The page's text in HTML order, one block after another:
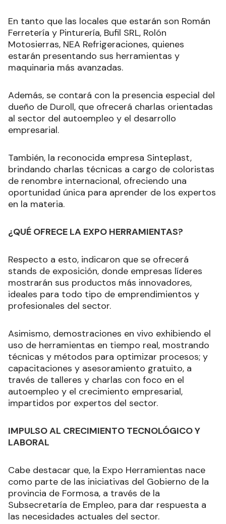
En tanto que las locales que estarán son Román
Ferretería y Pinturería, Bufil SRL, Rolón
Motosierras, NEA Refrigeraciones, quienes
estarán presentando sus herramientas y
maquinaria más avanzadas.
Además, se contará con la presencia especial del
dueño de Duroll, que ofrecerá charlas orientadas
al sector del autoempleo y el desarrollo
empresarial.
También, la reconocida empresa Sinteplast,
brindando charlas técnicas a cargo de coloristas
de renombre internacional, ofreciendo una
oportunidad única para aprender de los expertos
en la materia.
¿QUÉ OFRECE LA EXPO HERRAMIENTAS?
Respecto a esto, indicaron que se ofrecerá
stands de exposición, donde empresas líderes
mostrarán sus productos más innovadores,
ideales para todo tipo de emprendimientos y
profesionales del sector.
Asimismo, demostraciones en vivo exhibiendo el
uso de herramientas en tiempo real, mostrando
técnicas y métodos para optimizar procesos; y
capacitaciones y asesoramiento gratuito, a
través de talleres y charlas con foco en el
autoempleo y el crecimiento empresarial,
impartidos por expertos del sector.
IMPULSO AL CRECIMIENTO TECNOLÓGICO Y
LABORAL
Cabe destacar que, la Expo Herramientas nace
como parte de las iniciativas del Gobierno de la
provincia de Formosa, a través de la
Subsecretaría de Empleo, para dar respuesta a
las necesidades actuales del sector.